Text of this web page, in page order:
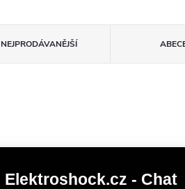
NEJPRODÁVANĚJŠÍ
Elektroshock.cz - Chat